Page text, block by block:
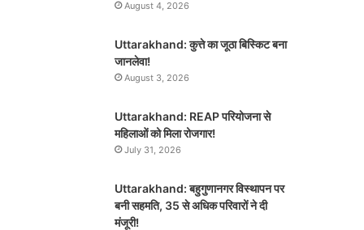
August 4, 2026
Uttarakhand: कुत्ते का जूठा बिस्किट बना
जानलेवा!
August 3, 2026
Uttarakhand: REAP परियोजना से
महिलाओं को मिला रोजगार!
July 31, 2026
Uttarakhand: बहुगुणानगर विस्थापन पर
बनी सहमति, 35 से अधिक परिवारों ने दी
मंजूरी!